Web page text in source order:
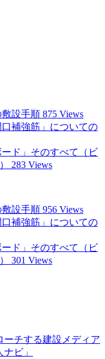
設手順 875 Views
補強筋」についての
ド」そのすべて（ビ
283 Views
設手順 956 Views
補強筋」についての
ド」そのすべて（ビ
301 Views